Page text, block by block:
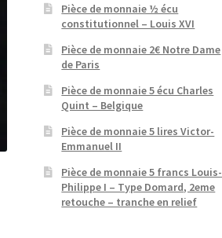
Pièce de monnaie ½ écu
constitutionnel – Louis XVI
Pièce de monnaie 2€ Notre Dame
de Paris
Pièce de monnaie 5 écu Charles
Quint – Belgique
Pièce de monnaie 5 lires Victor-
Emmanuel II
Pièce de monnaie 5 francs Louis-
Philippe I – Type Domard, 2eme
retouche – tranche en relief